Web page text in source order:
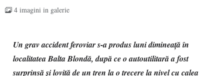
4 imagini in galerie
Un grav accident feroviar s-a produs luni dimineață în
localitatea Balta Blondă, după ce o autoutilitară a fost
surprinsă și lovită de un tren la o trecere la nivel cu calea